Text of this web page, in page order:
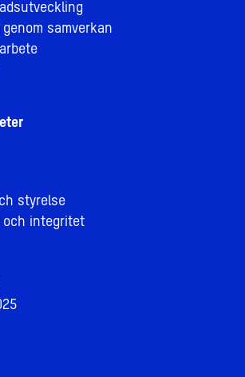
samverkan
styrelse
och integritet